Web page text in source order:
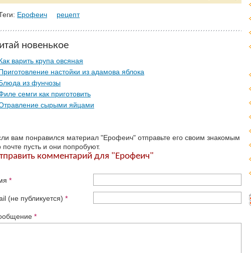
Ерофеич рецепт
новенькое
варить крупа овсяная
настойки из адамова яблока
из фунчозы
семги как приготовить
сырыми яйцами
вам понравился материал "Ерофеич" отправьте его своим знакомым
почте пусть и они попробуют.
комментарий для "Ерофеич"
*
(не публикуется) *
*